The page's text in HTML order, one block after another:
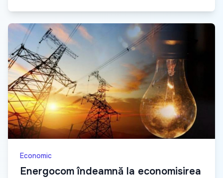
Economic
Energocom îndeamnă la economisirea